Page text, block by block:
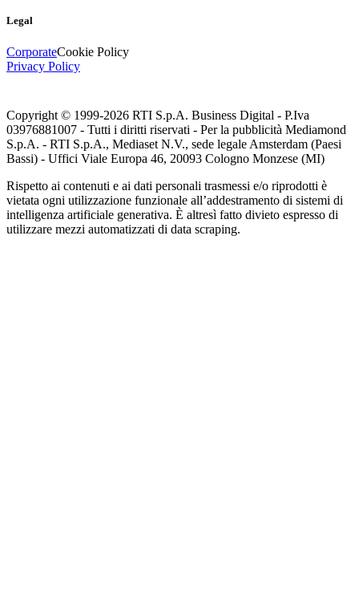
Legal
CorporateCookie Policy
Privacy Policy
Copyright © 1999-2026 RTI S.p.A. Business Digital - P.Iva
03976881007 - Tutti i diritti riservati - Per la pubblicità Mediamond
S.p.A. - RTI S.p.A., Mediaset N.V., sede legale Amsterdam (Paesi
Bassi) - Uffici Viale Europa 46, 20093 Cologno Monzese (MI)
Rispetto ai contenuti e ai dati personali trasmessi e/o riprodotti è
vietata ogni utilizzazione funzionale all’addestramento di sistemi di
intelligenza artificiale generativa. È altresì fatto divieto espresso di
utilizzare mezzi automatizzati di data scraping.